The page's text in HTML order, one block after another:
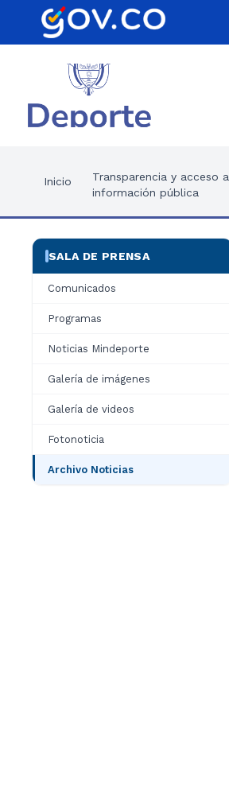
Inicio
Transparencia y acceso a
información pública
SALA DE PRENSA
Comunicados
Programas
Noticias Mindeporte
Galería de imágenes
Galería de videos
Fotonoticia
Archivo Noticias